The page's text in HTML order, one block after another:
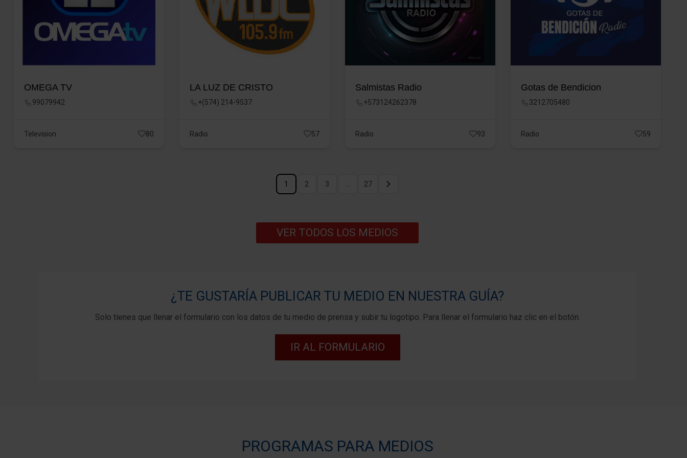
OMEGA TV
99079942
Television 80
LA LUZ DE CRISTO
+(574) 214-9537
Radio 57
Salmistas Radio
+573124262378
Radio 93
Gotas de Bendicion
3212705480
Radio 59
1 2 3 27
VER TODOS LOS MEDIOS
¿TE GUSTARÍA PUBLICAR TU MEDIO EN NUESTRA GUÍA?
Solo tienes que llenar el formulario con los datos de tu medio de prensa y subir tu logotipo. Para llenar el formulario haz clic en el botón.
IR AL FORMULARIO
PROGRAMAS PARA MEDIOS